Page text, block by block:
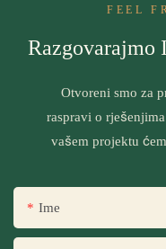
FEEL
Razgovarajmo
Otvoreni smo za
raspravi o
vašem projektu
Ime